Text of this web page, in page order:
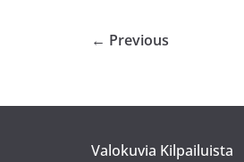
← Previous
Valokuvia Kilpailuista